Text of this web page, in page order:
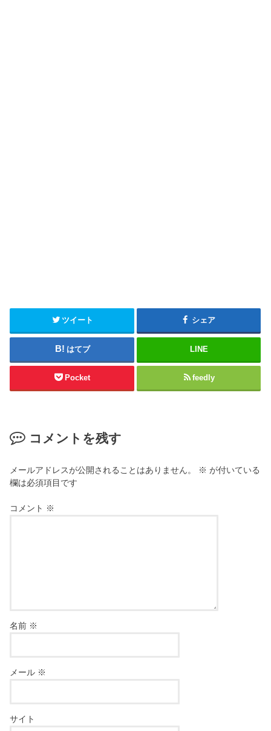
ツイート シェア
はてブ LINE
Pocket feedly
コメントを残す
メールアドレスが公開されることはありません。 ※ が付いている
欄は必須項目です
コメント ※
名前 ※
メール ※
サイト